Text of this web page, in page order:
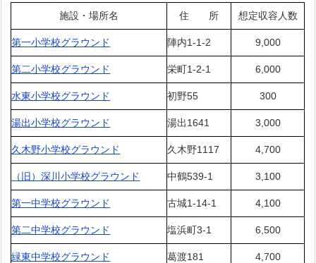
施設・場所名 住 所 想定収容人数
第一小学校グラウンド 陣内1-1-2 9,000
第二小学校グラウンド 栄町1-2-1 6,000
水東小学校グラウンド 初野55 300
湯出小学校グラウンド 湯出1641 3,000
久木野小学校グラウンド 久木野1117 4,700
（旧）深川小学校グラウンド 中鶴539-1 3,100
第一中学校グラウンド 古城1-14-1 4,100
第二中学校グラウンド 塩浜町3-1 6,500
緑東中学校グラウンド 葛渡181 4,700